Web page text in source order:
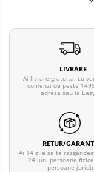
LIVRARE
Ai livrare gratuita, cu
comenzi de peste
adresa sau la
RETUR/
Ai 14 zile sa te
24 luni persoane
persoane